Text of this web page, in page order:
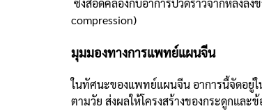
compression)
มุมมองทางการแพทย์แผนจีน
ในทัศนะของแพทย์แผนจีน อาการนี้จัดอยู่ใ
ตามวัย ส่งผลให้โครงสร้างของกระดูกและ